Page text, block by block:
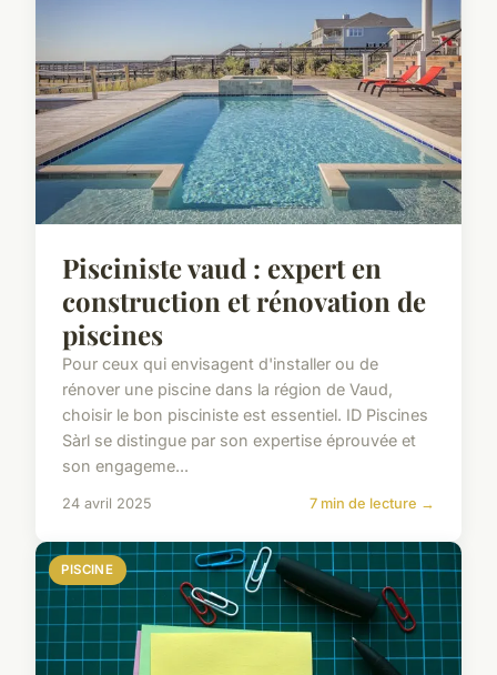
Pisciniste vaud : expert en
construction et rénovation de
piscines
Pour ceux qui envisagent d'installer ou de
rénover une piscine dans la région de Vaud,
choisir le bon pisciniste est essentiel. ID Piscines
Sàrl se distingue par son expertise éprouvée et
son engageme...
24 avril 2025 7 min de lecture →
PISCINE